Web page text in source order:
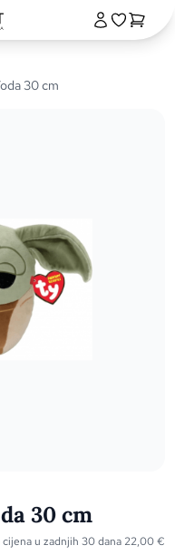
30 cm
30 cm
cijena u zadnjih 30 dana 22,00€